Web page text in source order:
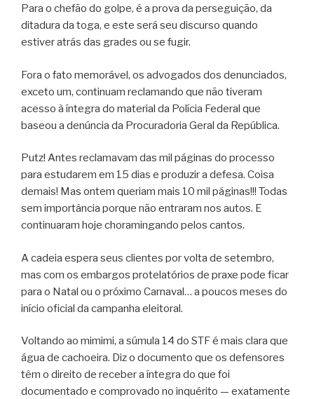
Para o chefão do golpe, é a prova da perseguição, da
ditadura da toga, e este será seu discurso quando
estiver atrás das grades ou se fugir.
Fora o fato memorável, os advogados dos denunciados,
exceto um, continuam reclamando que não tiveram
acesso à íntegra do material da Polícia Federal que
baseou a denúncia da Procuradoria Geral da República.
Putz! Antes reclamavam das mil páginas do processo
para estudarem em 15 dias e produzir a defesa. Coisa
demais! Mas ontem queriam mais 10 mil páginas!!! Todas
sem importância porque não entraram nos autos. E
continuaram hoje choramingando pelos cantos.
A cadeia espera seus clientes por volta de setembro,
mas com os embargos protelatórios de praxe pode ficar
para o Natal ou o próximo Carnaval… a poucos meses do
início oficial da campanha eleitoral.
Voltando ao mimimi, a súmula 14 do STF é mais clara que
água de cachoeira. Diz o documento que os defensores
têm o direito de receber a íntegra do que foi
documentado e comprovado no inquérito — exatamente